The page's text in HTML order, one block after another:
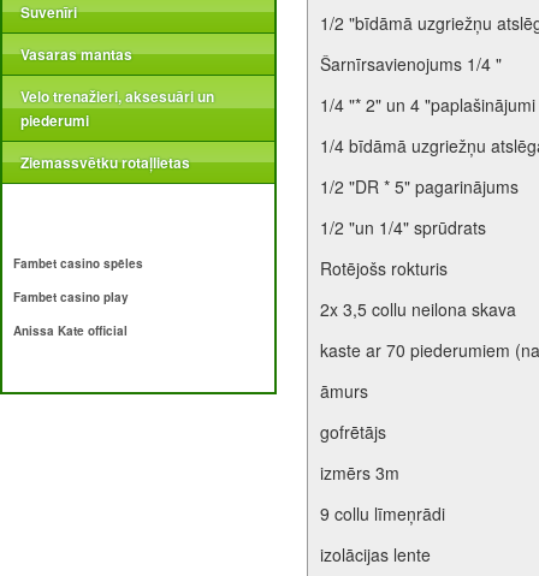
Suvenīri
Vasaras mantas
Velo trenažieri, aksesuāri un
piederumi
Ziemassvētku rotaļlietas
Fambet casino spēles
Fambet casino play
Anissa Kate official
1/2 "bīdāmā uzgriežņu
Šarnīrsavienojums 1/4 "
1/4 "* 2" un 4 "paplašinājumi
1/4 bīdāmā uzgriežņu
1/2 "DR * 5" pagarinājums
1/2 "un 1/4" sprūdrats
Rotējošs rokturis
2x 3,5 collu neilona skava
kaste ar 70 piederumiem
āmurs
gofrētājs
izmērs 3m
9 collu līmeņrādi
izolācijas lente